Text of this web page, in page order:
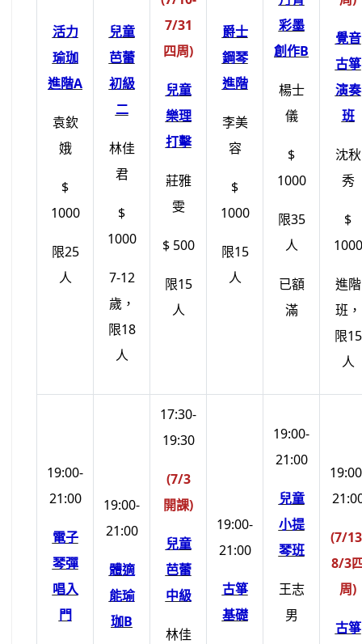
活力
瑜珈
進階A
袁欽
娥
$
1000
限25
人
兒童
芭蕾
初級
二
林佳
君
$
1000
7-12
歲，
限18
人
7/31
四周)
兒童
樂理
打擊
莊雅
雯
$ 500
限15
人
爵士
鋼琴
進階
李美
容
$
1000
限15
人
彩墨
創作B
楊士
儀
$
1000
限35
人
已額
滿
覺音
古箏
演奏
班
沈秋
秀
$
1000
進階
班，
限15
人
19:00-
21:00
電子
琴彈
唱入
門
19:00-
21:00
體適
能瑜
珈B
17:30-
19:30
(7/3
開課)
兒童
芭蕾
中級
林佳
19:00-
21:00
古箏
基礎
19:00-
21:00
兒童
小提
琴班
王志
男
(7/
8/3
周)
古箏